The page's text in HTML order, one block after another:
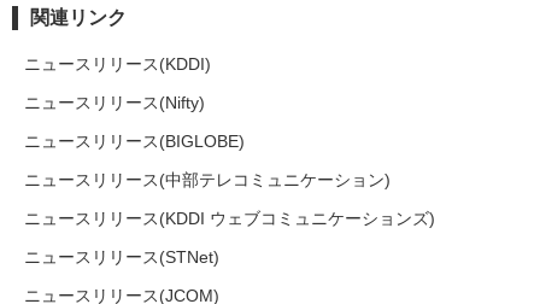
関連リンク
ニュースリリース(KDDI)
ニュースリリース(Nifty)
ニュースリリース(BIGLOBE)
ニュースリリース(中部テレコミュニケーション)
ニュースリリース(KDDI ウェブコミュニケーションズ)
ニュースリリース(STNet)
ニュースリリース(JCOM)